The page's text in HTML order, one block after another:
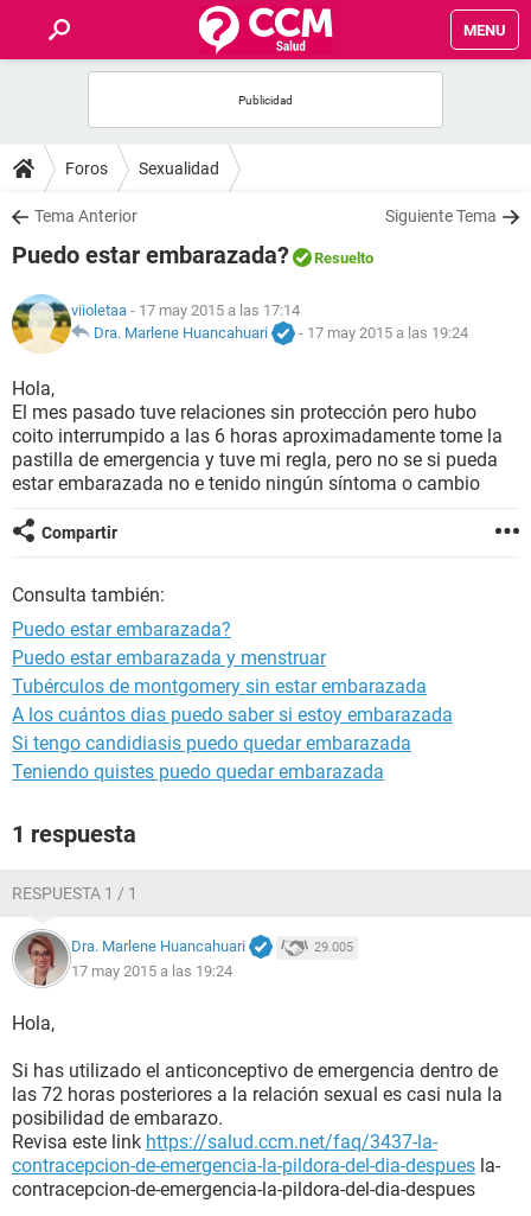
MENU
FOROS
SALUD
NUTRICIÓN
BIENESTAR
SEXUALIDAD
GLOSARIO
Foros Sexualidad
Tema Anterior Siguiente Tema
Puedo estar embarazada? Resuelto
viioletaa - 17 may 2015 a las 17:14
Dra. Marlene Huancahuari
- 17 may 2015 a las 19:24
Hola,
El mes pasado tuve relaciones sin protección pero hubo
coito interrumpido a las 6 horas aproximadamente tome la
pastilla de emergencia y tuve mi regla, pero no se si pueda
estar embarazada no e tenido ningún síntoma o cambio
Compartir
Consulta también:
Puedo estar embarazada?
Puedo estar embarazada y menstruar
Tubérculos de montgomery sin estar embarazada
A los cuántos dias puedo saber si estoy embarazada
Si tengo candidiasis puedo quedar embarazada
Teniendo quistes puedo quedar embarazada
1 respuesta
RESPUESTA 1 / 1
Dra. Marlene Huancahuari 29.005
17 may 2015 a las 19:24
Hola,
Si has utilizado el anticonceptivo de emergencia dentro de
las 72 horas posteriores a la relación sexual es casi nula la
posibilidad de embarazo.
Revisa este link https://salud.ccm.net/faq/3437-la-
contracepcion-de-emergencia-la-pildora-del-dia-despues la-
contracepcion-de-emergencia-la-pildora-del-dia-despues